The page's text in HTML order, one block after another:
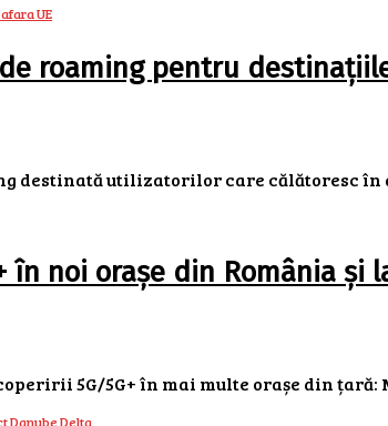
roaming pentru
destinată utilizatorilor care călătoresc
în noi orașe din România și
5G/5G+ în mai multe orașe din